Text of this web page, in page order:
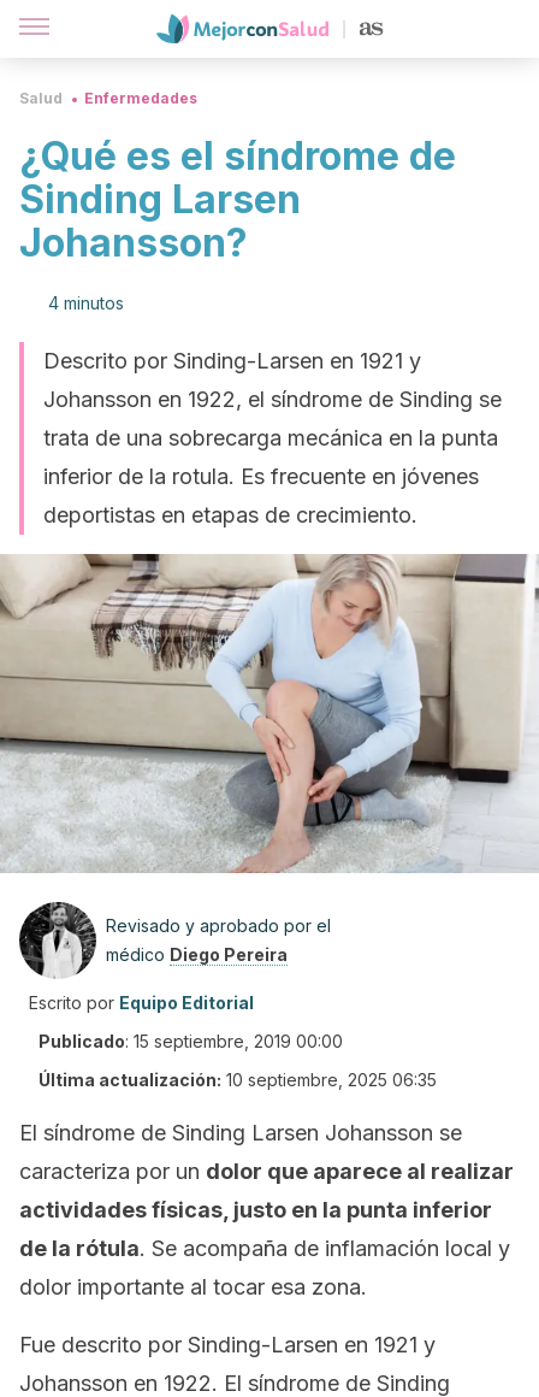
Salud Enfermedades
¿Qué es el síndrome de
Sinding Larsen
Johansson?
4 minutos
Descrito por Sinding-Larsen en 1921 y
Johansson en 1922, el síndrome de Sinding se
trata de una sobrecarga mecánica en la punta
inferior de la rotula. Es frecuente en jóvenes
deportistas en etapas de crecimiento.
Revisado y aprobado por el
médico Diego Pereira
Escrito por Equipo Editorial
Publicado: 15 septiembre, 2019 00:00
Última actualización: 10 septiembre, 2025 06:35
El síndrome de Sinding Larsen Johansson se
caracteriza por un dolor que aparece al realizar
actividades físicas, justo en la punta inferior
de la rótula. Se acompaña de inflamación local y
dolor importante al tocar esa zona.
Fue descrito por Sinding-Larsen en 1921 y
Johansson en 1922. El síndrome de Sinding